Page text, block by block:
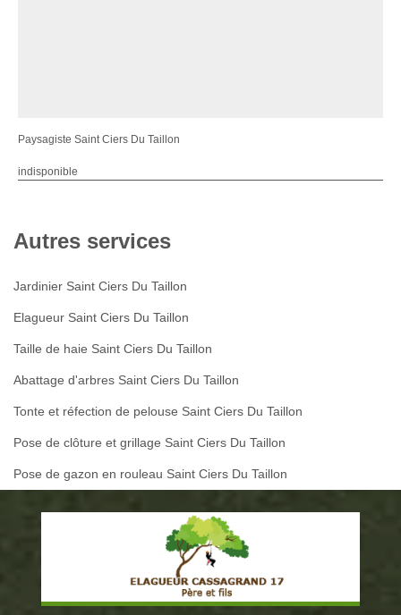
Paysagiste Saint Ciers Du Taillon
indisponible
Autres services
Jardinier Saint Ciers Du Taillon
Elagueur Saint Ciers Du Taillon
Taille de haie Saint Ciers Du Taillon
Abattage d'arbres Saint Ciers Du Taillon
Tonte et réfection de pelouse Saint Ciers Du Taillon
Pose de clôture et grillage Saint Ciers Du Taillon
Pose de gazon en rouleau Saint Ciers Du Taillon